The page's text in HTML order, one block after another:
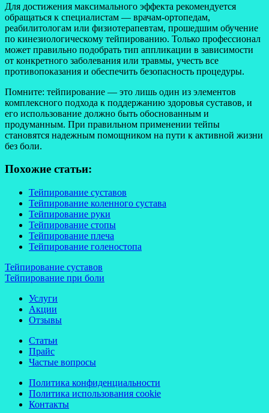
Для достижения максимального эффекта рекомендуется
обращаться к специалистам — врачам-ортопедам,
реабилитологам или физиотерапевтам, прошедшим обучение
по кинезиологическому тейпированию. Только профессионал
может правильно подобрать тип аппликации в зависимости
от конкретного заболевания или травмы, учесть все
противопоказания и обеспечить безопасность процедуры.
Помните: тейпирование — это лишь один из элементов
комплексного подхода к поддержанию здоровья суставов, и
его использование должно быть обоснованным и
продуманным. При правильном применении тейпы
становятся надежным помощником на пути к активной жизни
без боли.
Похожие статьи:
Тейпирование суставов
Тейпирование коленного сустава
Тейпирование руки
Тейпирование стопы
Тейпирование плеча
Тейпирование голеностопа
Навигация
по
записям
Тейпирование суставов
Тейпирование при боли
Услуги
Акции
Отзывы
Статьи
Прайс
Частые вопросы
Политика конфиденциальности
Политика использования cookie
Контакты